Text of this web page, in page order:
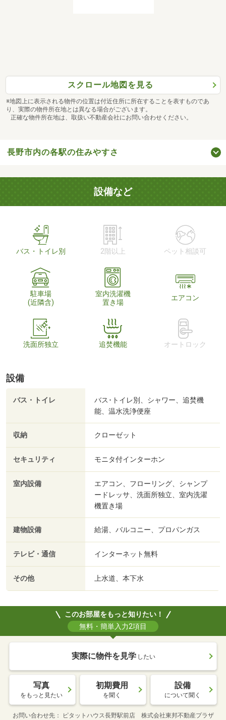
スクロール地図を見る
※地図上に表示される物件の位置は付近住所に所在することを表すものであ
り、実際の物件所在地とは異なる場合がございます。
正確な物件所在地は、取扱い不動産会社にお問い合わせください。
長野市内の各駅の住みやすさ
設備など
バス・トイレ別 2階以上 ペット相談可
駐車場
(近隣含)
室内洗濯機
置き場
エアコン
洗面所独立 追焚機能 オートロック
設備
バス・トイレ
バス･トイレ別、シャワー、追焚機
能、温水洗浄便座
収納 クローゼット
セキュリティ モニタ付インターホン
室内設備
エアコン、フローリング、シャンプ
ードレッサ、洗面所独立、室内洗濯
機置き場
建物設備 給湯、バルコニー、プロパンガス
テレビ・通信 インターネット無料
その他 上水道、本下水
このお部屋をもっと知りたい！
無料・簡単入力2項目
実際に物件を見学 したい
写真
をもっと見たい
初期費用
を聞く
設備
について聞く
お問い合わせ先 ピタットハウス長野駅前店 株式会社東邦不動産プラザ